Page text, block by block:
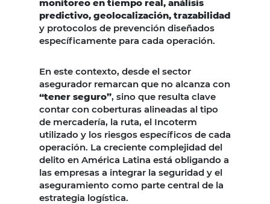
monitoreo en tiempo real, análisis
predictivo, geolocalización, trazabilidad
y protocolos de prevención diseñados
específicamente para cada operación.
En este contexto, desde el sector
asegurador remarcan que no alcanza con
“tener seguro”, sino que resulta clave
contar con coberturas alineadas al tipo
de mercadería, la ruta, el Incoterm
utilizado y los riesgos específicos de cada
operación. La creciente complejidad del
delito en América Latina está obligando a
las empresas a integrar la seguridad y el
aseguramiento como parte central de la
estrategia logística.